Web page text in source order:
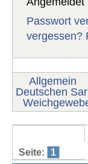
Passwort
vergessen?
Allgemein
Deutschen
Seite:
1